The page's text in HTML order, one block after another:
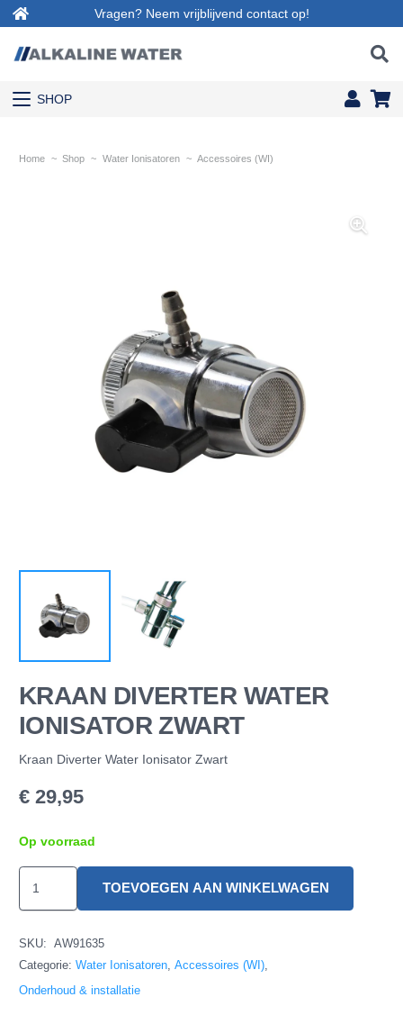
Vragen? Neem vrijblijvend contact op!
SHOP
Home ~ Shop ~ Water Ionisatoren ~ Accessoires (WI)
KRAAN DIVERTER WATER
IONISATOR ZWART
Kraan Diverter Water Ionisator Zwart
€ 29,95
Op voorraad
Diverter
TOEVOEGEN AAN WINKELWAGEN
SKU:
AW91635
Categorie: Water Ionisatoren, Accessoires (WI),
Onderhoud & installatie